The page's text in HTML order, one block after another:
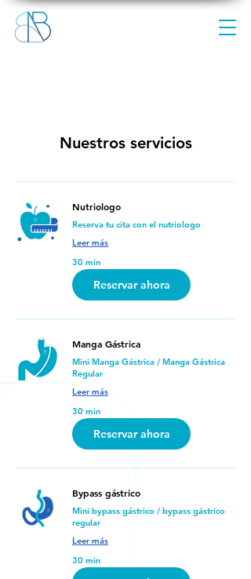
Nuestros servicios
Nutriologo
Reserva tu cita con el nutriologo
Leer más
30 min
Reservar ahora
Manga Gástrica
Mini Manga Gástrica / Manga Gástrica
Regular
Leer más
30 min
Reservar ahora
Bypass gástrico
Mini bypass gástrico / bypass gástrico
regular
Leer más
30 min